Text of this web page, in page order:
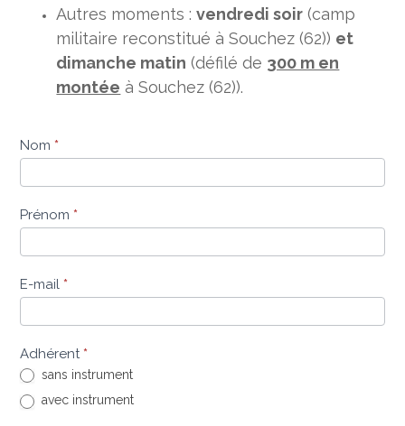
Autres moments :vendredi soir (camp
militaire reconstitué à Souchez (62)) et
dimanche matin (défilé de 300 m en
montée à Souchez (62)).
Nom*
Prénom*
E-mail*
Adhérent*
sans instrument
avec instrument